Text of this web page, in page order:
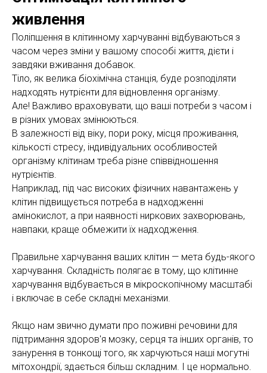
живлення
Поліпшення в клітинному харчуванні відбуваються з
часом через зміни у вашому способі життя, дієти і
завдяки вживання добавок.
Тіло, як велика біохімічна станція, буде розподіляти
надходять нутрієнти для відновлення організму.
Але! Важливо враховувати, що ваші потреби з часом і
в різних умовах змінюються.
В залежності від віку, пори року, місця проживання,
кількості стресу, індивідуальних особливостей
організму клітинам треба різне співвідношення
нутрієнтів.
Наприклад, під час високих фізичних навантажень у
клітин підвищується потреба в надходженні
амінокислот, а при наявності ниркових захворювань,
навпаки, краще обмежити їх надходження.
Правильне харчування ваших клітин — мета будь-якого
харчування. Складність полягає в тому, що клітинне
харчування відбувається в мікроскопічному масштабі
і включає в себе складні механізми.
Якщо нам звично думати про поживні речовини для
підтримання здоров'я мозку, серця та інших органів, то
занурення в тонкощі того, як харчуються наші могутні
мітохондрії, здається більш складним. І це нормально.